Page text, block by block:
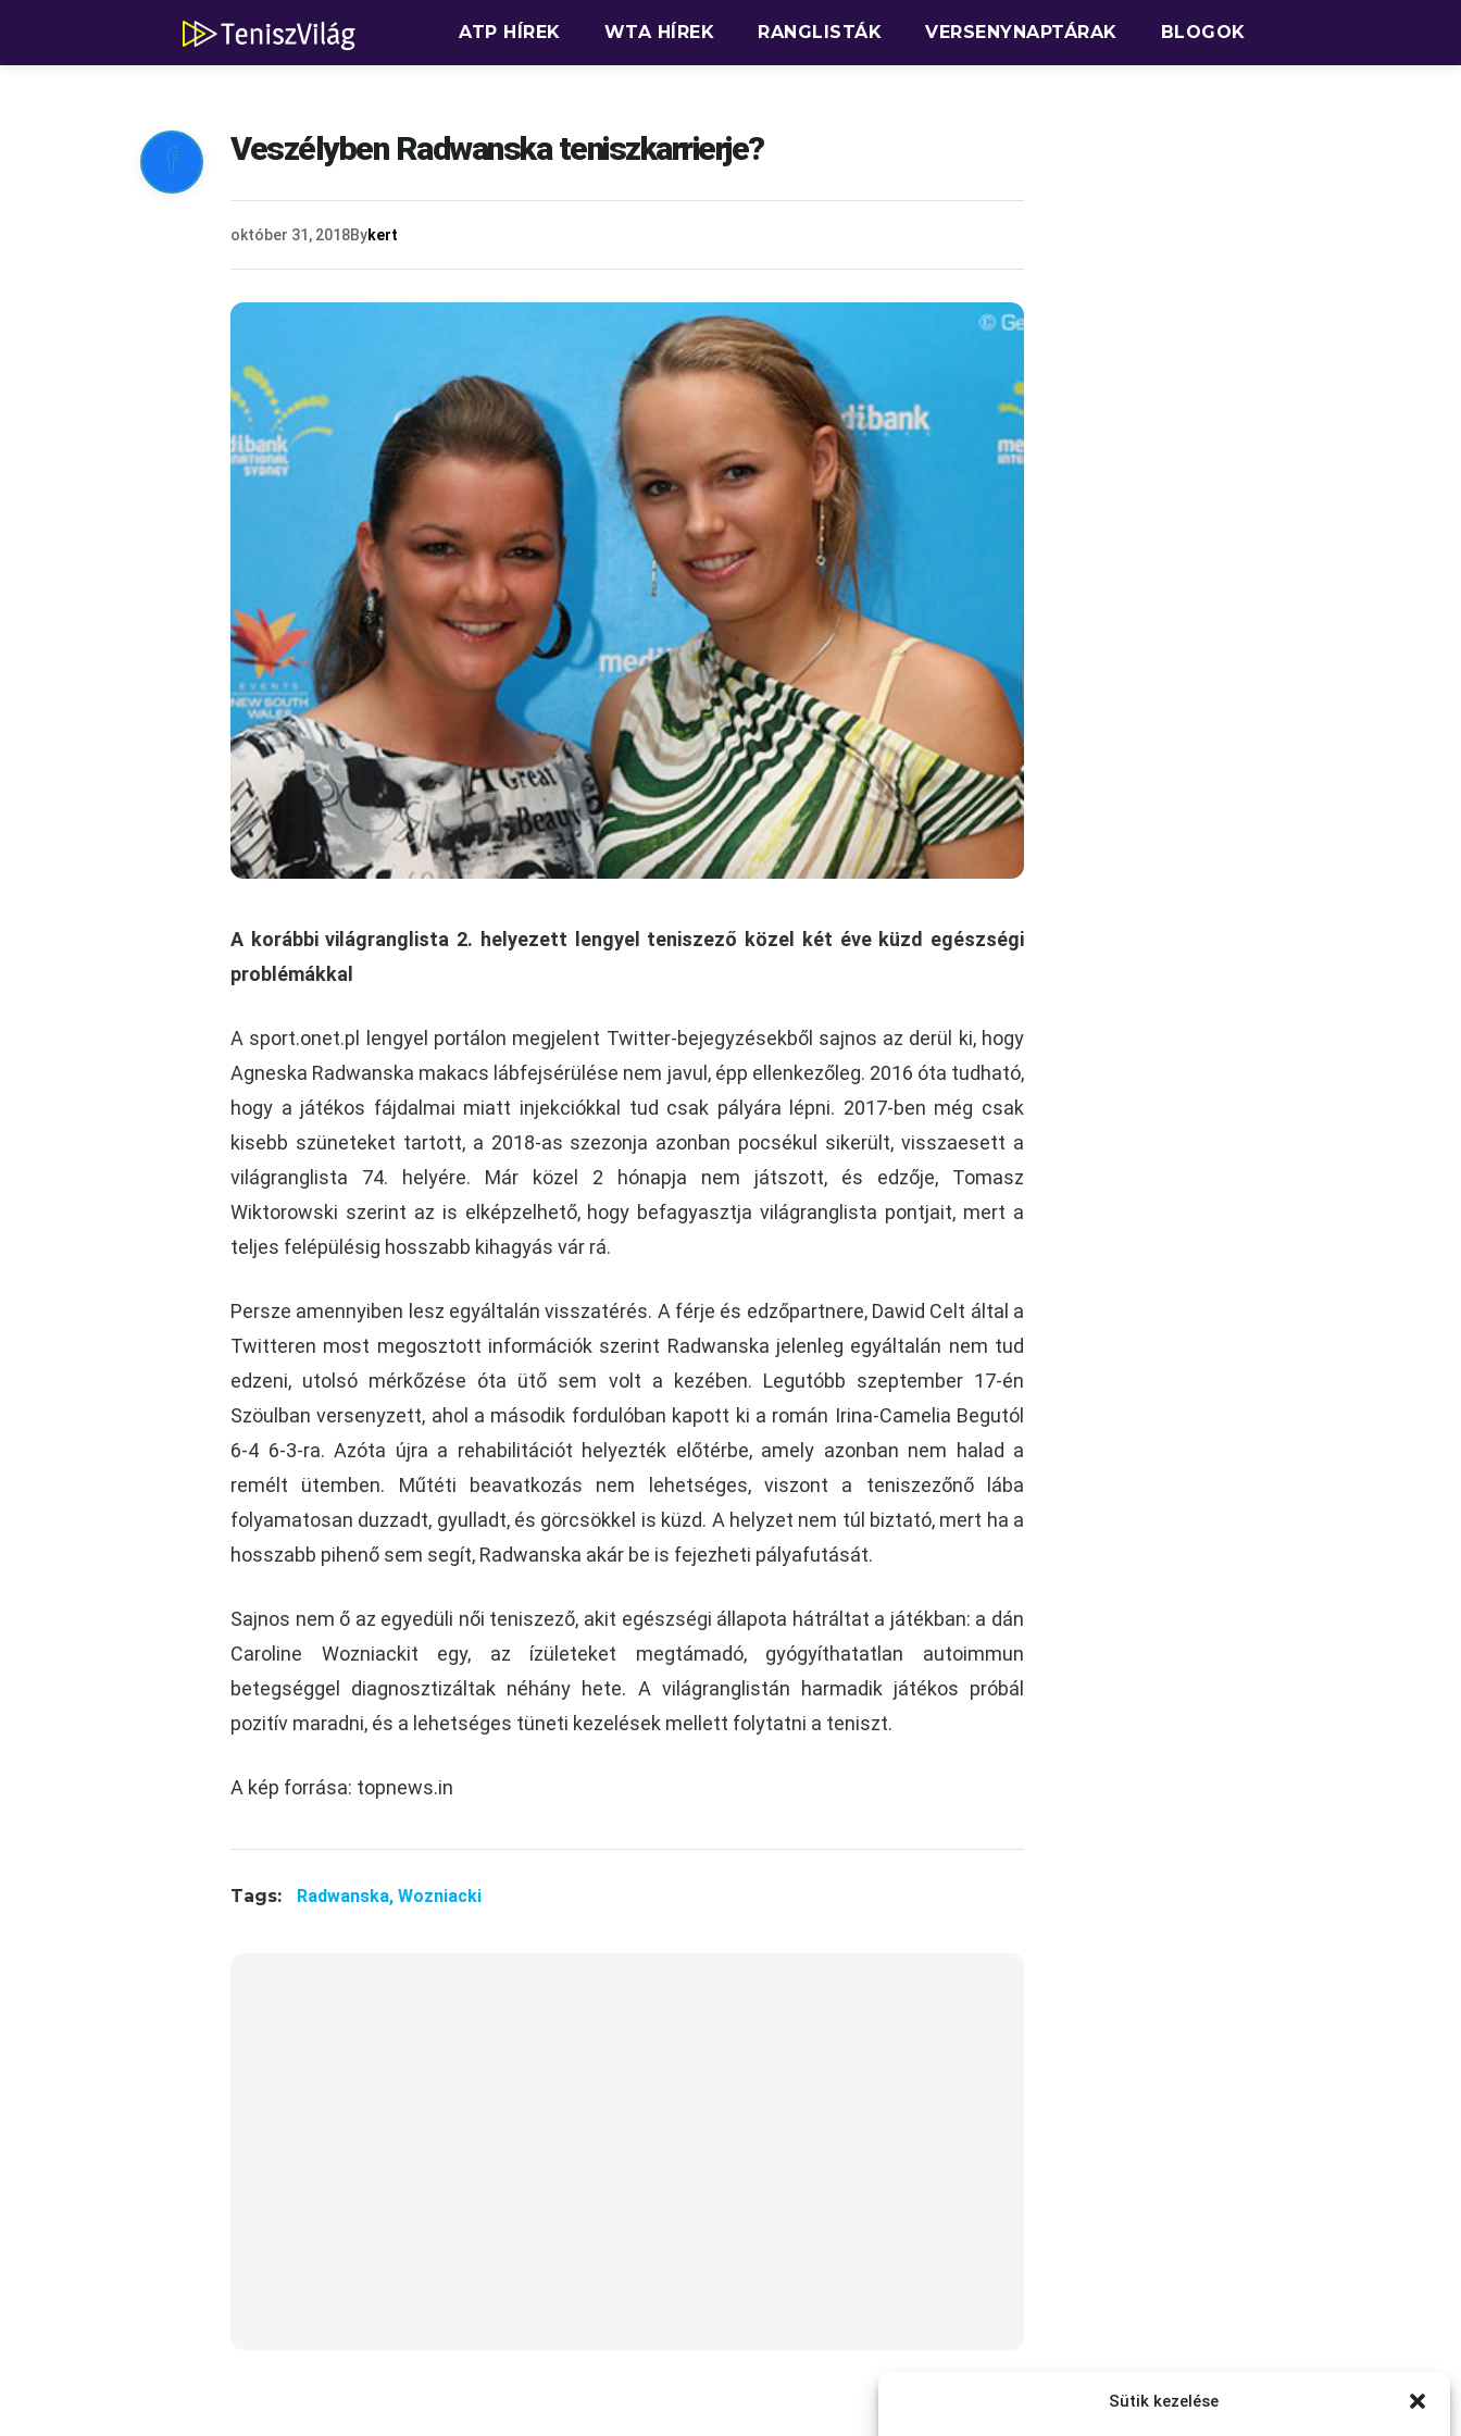
Sütik kezelése
ATP HÍREK WTA HÍREK RANGLISTÁK VERSENYNAPTÁRAK BLOGOK
 Veszélyben Radwanska teniszkarrierje?
október 31, 2018Bykert
A korábbi világranglista 2. helyezett lengyel teniszező közel két éve küzd egészségi
problémákkal
A sport.onet.pl lengyel portálon megjelent Twitter-bejegyzésekből sajnos az derül ki, hogy
Agneska Radwanska makacs lábfejsérülése nem javul, épp ellenkezőleg. 2016 óta tudható,
hogy a játékos fájdalmai miatt injekciókkal tud csak pályára lépni. 2017-ben még csak
kisebb szüneteket tartott, a 2018-as szezonja azonban pocsékul sikerült, visszaesett a
világranglista 74. helyére. Már közel 2 hónapja nem játszott, és edzője, Tomasz
Wiktorowski szerint az is elképzelhető, hogy befagyasztja világranglista pontjait, mert a
teljes felépülésig hosszabb kihagyás vár rá.
Persze amennyiben lesz egyáltalán visszatérés. A férje és edzőpartnere, Dawid Celt által a
Twitteren most megosztott információk szerint Radwanska jelenleg egyáltalán nem tud
edzeni, utolsó mérkőzése óta ütő sem volt a kezében. Legutóbb szeptember 17-én
Szöulban versenyzett, ahol a második fordulóban kapott ki a román Irina-Camelia Begutól
6-4 6-3-ra. Azóta újra a rehabilitációt helyezték előtérbe, amely azonban nem halad a
remélt ütemben. Műtéti beavatkozás nem lehetséges, viszont a teniszezőnő lába
folyamatosan duzzadt, gyulladt, és görcsökkel is küzd. A helyzet nem túl biztató, mert ha a
hosszabb pihenő sem segít, Radwanska akár be is fejezheti pályafutását.
Sajnos nem ő az egyedüli női teniszező, akit egészségi állapota hátráltat a játékban: a dán
Caroline Wozniackit egy, az ízületeket megtámadó, gyógyíthatatlan autoimmun
betegséggel diagnosztizáltak néhány hete. A világranglistán harmadik játékos próbál
pozitív maradni, és a lehetséges tüneti kezelések mellett folytatni a teniszt.
A kép forrása: topnews.in
Tags: Radwanska, Wozniacki